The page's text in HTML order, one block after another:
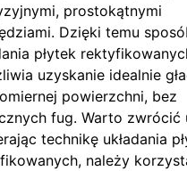
prostokątnymi
Dzięki temu
płytek
uzyskanie idealnie
powierzchni, bez
fug. Warto zwrócić
technikę układania
należy